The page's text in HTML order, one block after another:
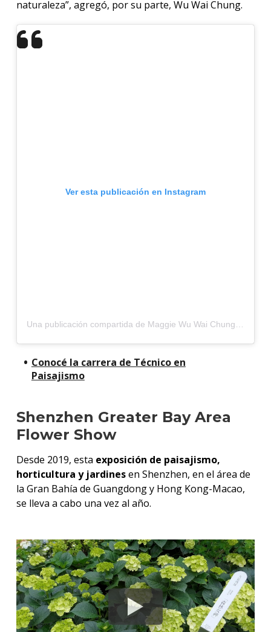
naturaleza”, agregó, por su parte, Wu Wai Chung.
Ver esta publicación en Instagram
Conocé la carrera de Técnico en
Paisajismo
Shenzhen Greater Bay Area
Flower Show
Desde 2019, esta exposición de paisajismo,
horticultura y jardinesen Shenzhen, en el área de
la Gran Bahía de Guangdong y Hong Kong-Macao,
se lleva a cabo una vez al año.